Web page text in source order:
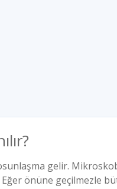
gelir.
önüne geçilmezle